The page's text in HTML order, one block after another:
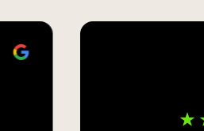
Steffen